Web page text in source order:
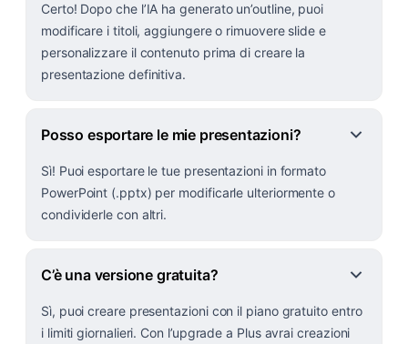
Certo! Dopo che l’IA ha generato un’outline, puoi
modificare i titoli, aggiungere o rimuovere slide e
personalizzare il contenuto prima di creare la
presentazione definitiva.
Posso esportare le mie presentazioni?
Sì! Puoi esportare le tue presentazioni in formato
PowerPoint (.pptx) per modificarle ulteriormente o
condividerle con altri.
C’è una versione gratuita?
Sì, puoi creare presentazioni con il piano gratuito entro
i limiti giornalieri. Con l’upgrade a Plus avrai creazioni